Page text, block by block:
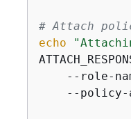
# Attach
echo
--role-
--